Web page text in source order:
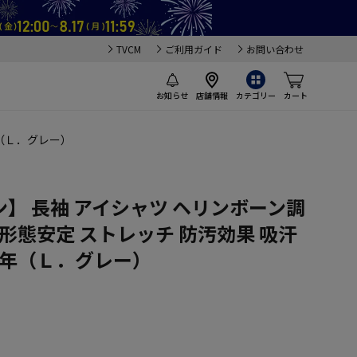
TVCM ご利用ガイド お問い合わせ
お知らせ 店舗情報 カテゴリー カート
．グレー）
長袖 アイシャツ ヘリンボーン調
態安定 ストレッチ 防汚効果 吸汗
（Ｌ．グレー）